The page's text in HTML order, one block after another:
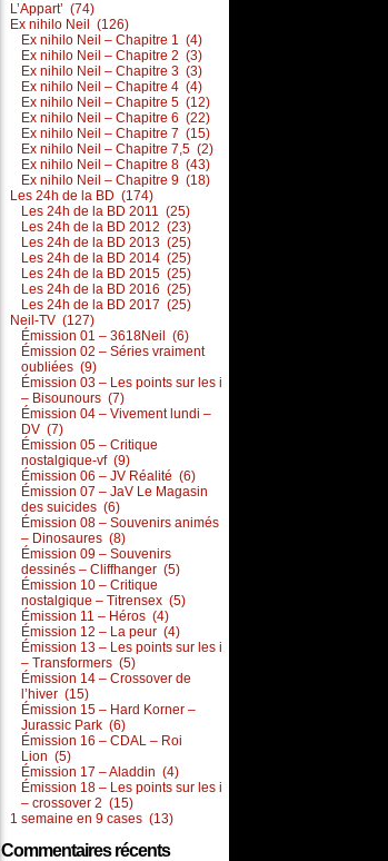
L’Appart’ (74)
Ex nihilo Neil (126)
Ex nihilo Neil – Chapitre 1 (4)
Ex nihilo Neil – Chapitre 2 (3)
Ex nihilo Neil – Chapitre 3 (3)
Ex nihilo Neil – Chapitre 4 (4)
Ex nihilo Neil – Chapitre 5 (12)
Ex nihilo Neil – Chapitre 6 (22)
Ex nihilo Neil – Chapitre 7 (15)
Ex nihilo Neil – Chapitre 7,5 (2)
Ex nihilo Neil – Chapitre 8 (43)
Ex nihilo Neil – Chapitre 9 (18)
Les 24h de la BD (174)
Les 24h de la BD 2011 (25)
Les 24h de la BD 2012 (23)
Les 24h de la BD 2013 (25)
Les 24h de la BD 2014 (25)
Les 24h de la BD 2015 (25)
Les 24h de la BD 2016 (25)
Les 24h de la BD 2017 (25)
Neil-TV (127)
Émission 01 – 3618Neil (6)
Émission 02 – Séries vraiment
oubliées (9)
Émission 03 – Les points sur les i
– Bisounours (7)
Émission 04 – Vivement lundi –
DV (7)
Émission 05 – Critique
nostalgique-vf (9)
Émission 06 – JV Réalité (6)
Émission 07 – JaV Le Magasin
des suicides (6)
Émission 08 – Souvenirs animés
– Dinosaures (8)
Émission 09 – Souvenirs
dessinés – Cliffhanger (5)
Émission 10 – Critique
nostalgique – Titrensex (5)
Émission 11 – Héros (4)
Émission 12 – La peur (4)
Émission 13 – Les points sur les i
– Transformers (5)
Émission 14 – Crossover de
l’hiver (15)
Émission 15 – Hard Korner –
Jurassic Park (6)
Émission 16 – CDAL – Roi
Lion (5)
Émission 17 – Aladdin (4)
Émission 18 – Les points sur les i
– crossover 2 (15)
1 semaine en 9 cases (13)
Commentaires récents